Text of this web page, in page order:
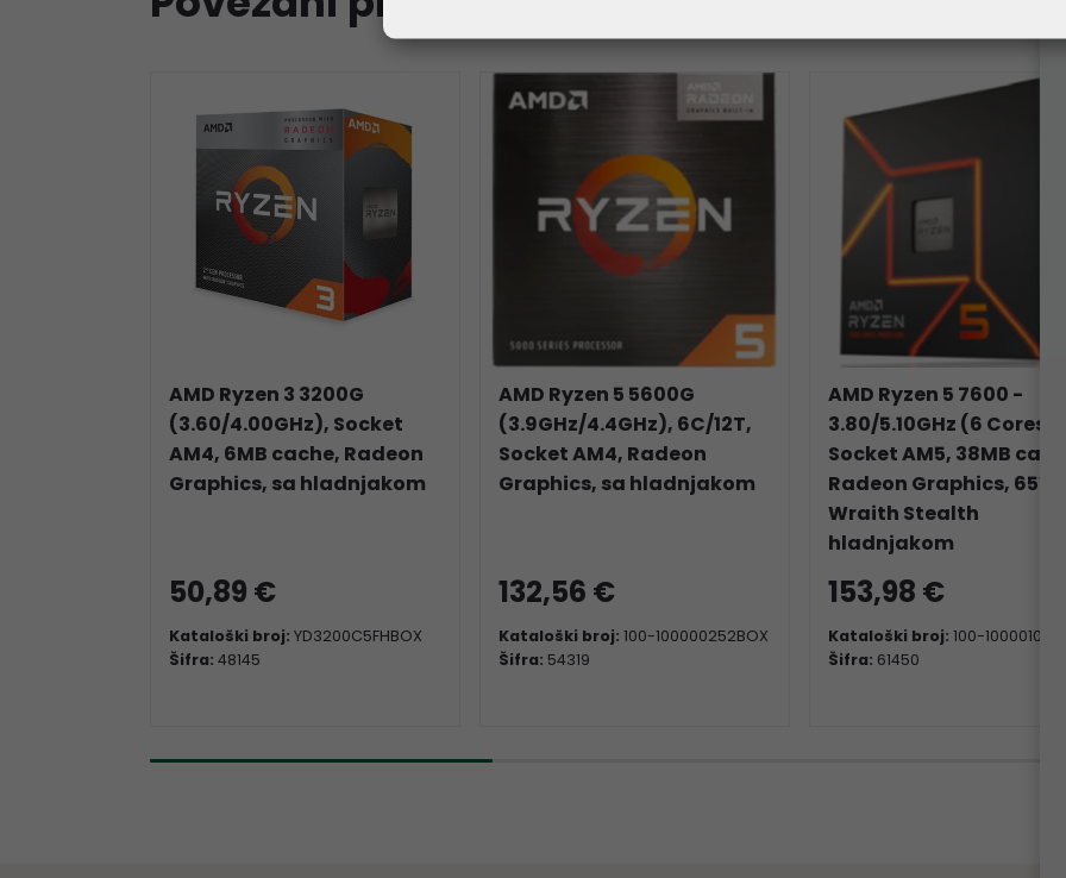
AMD Ryzen 3 3200G
(3.60/4.00GHz), Socket
AM4, 6MB cache, Radeon
Graphics, sa hladnjakom
50,89 €
Kataloški broj: YD3200C5FHBOX
Šifra: 48145
AMD Ryzen 5 5600G
(3.9GHz/4.4GHz), 6C/12T,
Socket AM4, Radeon
Graphics, sa hladnjakom
132,56 €
Kataloški broj: 100-100000252BOX
Šifra: 54319
AMD Ryzen 5 7600 -
3.80/5.10GHz (6 Cores),
Socket AM5, 38MB
Radeon Graphics, 65W, s
Wraith Stealth
hladnjakom
153,98 €
Kataloški broj: 100-
Šifra: 61450